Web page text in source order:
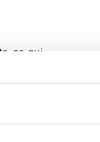
ce qui
les
plat et
le
qu’il